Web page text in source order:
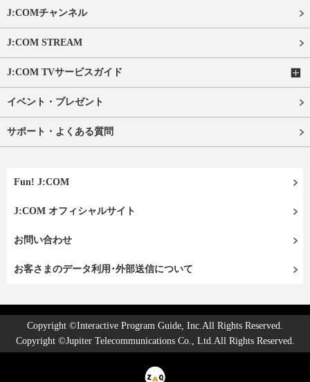
J:COMチャンネル
J:COM STREAM
J:COM TVサービスガイド
イベント・プレゼント
サポート・よくある質問
Fun! J:COM
J:COM オフィシャルサイト
お問い合わせ
お客さまのデータ利用･外部送信について
Copyright ©Interactive Program Guide, Inc.All Rights Reserved.
Copyright ©Jupiter Telecommunications Co., Ltd.All Rights Reserved.